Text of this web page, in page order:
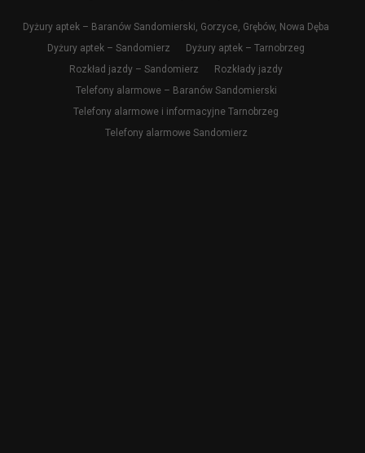
Dyżury aptek – Baranów Sandomierski, Gorzyce, Grębów, Nowa Dęba
Dyżury aptek – Sandomierz
Dyżury aptek – Tarnobrzeg
Rozkład jazdy – Sandomierz
Rozkłady jazdy
Telefony alarmowe – Baranów Sandomierski
Telefony alarmowe i informacyjne Tarnobrzeg
Telefony alarmowe Sandomierz